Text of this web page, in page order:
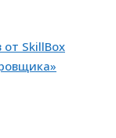
SkillBox